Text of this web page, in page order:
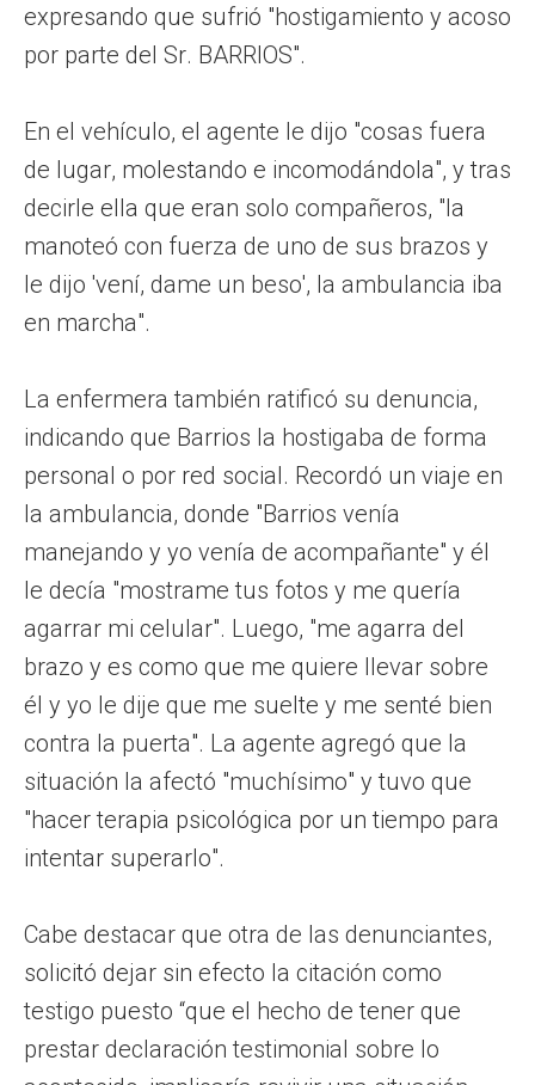
expresando que sufrió "hostigamiento y acoso
por parte del Sr. BARRIOS".
En el vehículo, el agente le dijo "cosas fuera
de lugar, molestando e incomodándola", y tras
decirle ella que eran solo compañeros, "la
manoteó con fuerza de uno de sus brazos y
le dijo 'vení, dame un beso', la ambulancia iba
en marcha".
La enfermera también ratificó su denuncia,
indicando que Barrios la hostigaba de forma
personal o por red social. Recordó un viaje en
la ambulancia, donde "Barrios venía
manejando y yo venía de acompañante" y él
le decía "mostrame tus fotos y me quería
agarrar mi celular". Luego, "me agarra del
brazo y es como que me quiere llevar sobre
él y yo le dije que me suelte y me senté bien
contra la puerta". La agente agregó que la
situación la afectó "muchísimo" y tuvo que
"hacer terapia psicológica por un tiempo para
intentar superarlo".
Cabe destacar que otra de las denunciantes,
solicitó dejar sin efecto la citación como
testigo puesto “que el hecho de tener que
prestar declaración testimonial sobre lo